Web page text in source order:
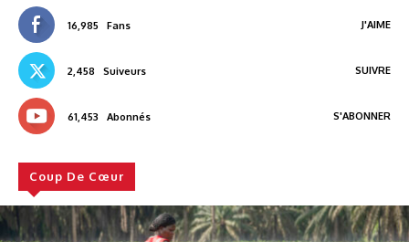
16,985 Fans J'AIME
2,458 Suiveurs SUIVRE
61,453 Abonnés S'ABONNER
Coup De Cœur